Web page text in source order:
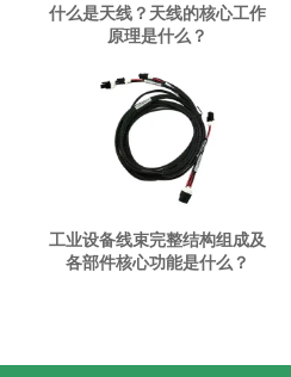
什么是天线？天线的核心工作
原理是什么？
工业设备线束完整结构组成及
各部件核心功能是什么？